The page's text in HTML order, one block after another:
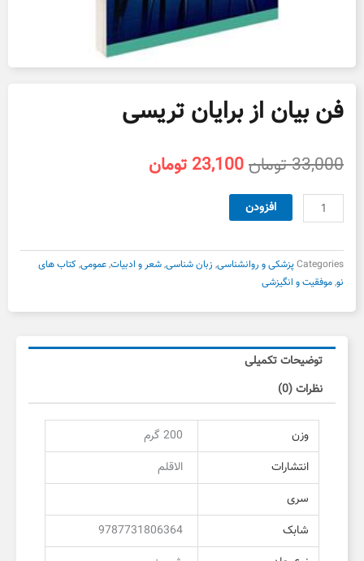
فن بیان از برایان تریسی
33,000تومانقیمت
بود.
23,100 تومان
بیان
برایان
تریسی
عدد
افزودن
Categoriesپزشکی و روانشناسی, زبان شناسی,شعر و ادبیات,عمومی,کتاب های
نو,موفقیت و انگیزشی
توضیحات تکمیلی
نظرات (0)
وزن
200 گرم
انتشارات
الاقلم
سری
شابک
9787731806364